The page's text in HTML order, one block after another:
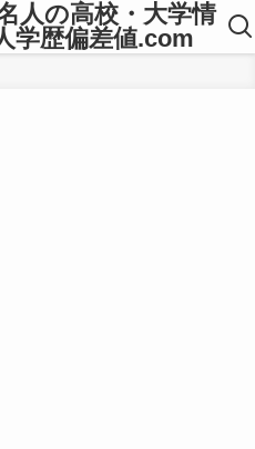
人の高校・大学情
学歴偏差値.com